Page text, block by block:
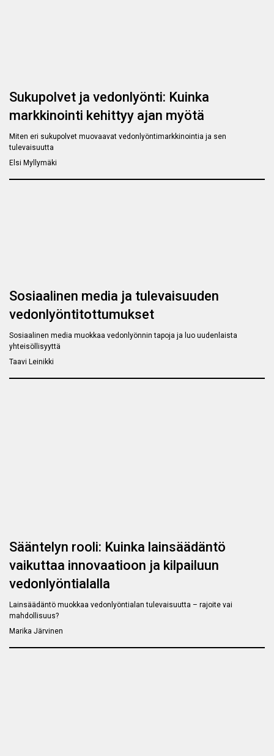
Sukupolvet ja vedonlyönti: Kuinka
markkinointi kehittyy ajan myötä
Miten eri sukupolvet muovaavat vedonlyöntimarkkinointia ja sen
tulevaisuutta
Elsi Myllymäki
Sosiaalinen media ja tulevaisuuden
vedonlyöntitottumukset
Sosiaalinen media muokkaa vedonlyönnin tapoja ja luo uudenlaista
yhteisöllisyyttä
Taavi Leinikki
Sääntelyn rooli: Kuinka lainsäädäntö
vaikuttaa innovaatioon ja kilpailuun
vedonlyöntialalla
Lainsäädäntö muokkaa vedonlyöntialan tulevaisuutta – rajoite vai
mahdollisuus?
Marika Järvinen